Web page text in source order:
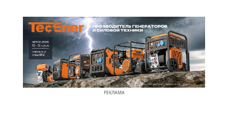
РЕКЛАМА